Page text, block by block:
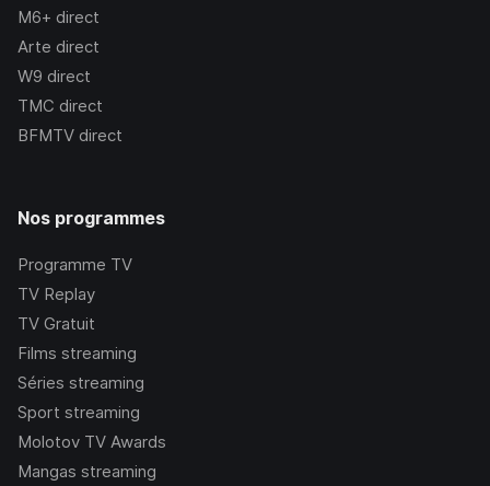
M6+ direct
Arte direct
W9 direct
TMC direct
BFMTV direct
Nos programmes
Programme TV
TV Replay
TV Gratuit
Films streaming
Séries streaming
Sport streaming
Molotov TV Awards
Mangas streaming